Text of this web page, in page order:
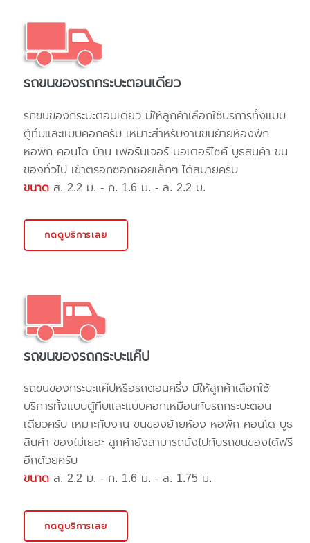
รถขนของรถกระบะตอนเดียว
รถขนของกระบะตอนเดียว มีให้ลูกค้าเลือกใช้บริการทั้งแบบ
ตู้ทึบและแบบคอกครับ เหมาะสำหรับงานขนย้ายห้องพัก
หอพัก คอนโด บ้าน เฟอร์นิเจอร์ มอเตอร์ไซค์ บูธสินค้า ขน
ของทั่วไป เข้าตรอกซอกซอยเล็กๆ ได้สบายครับ
ขนาด ส. 2.2 ม. - ก. 1.6 ม. - ล. 2.2 ม.
กดดูบริการเลย
รถขนของรถกระบะแค๊ป
รถขนของกระบะแค๊ปหรือรถตอนครึ่ง มีให้ลูกค้าเลือกใช้
บริการทั้งแบบตู้ทึบและแบบคอกเหมือนกับรถกระบะตอน
เดียวครับ เหมาะกับงาน ขนของย้ายห้อง หอพัก คอนโด บูธ
สินค้า ของไม่เยอะ ลูกค้ายังสามารถนั่งไปกับรถขนของได้ฟรี
อีกด้วยครับ
ขนาด ส. 2.2 ม. - ก. 1.6 ม. - ล. 1.75 ม.
กดดูบริการเลย